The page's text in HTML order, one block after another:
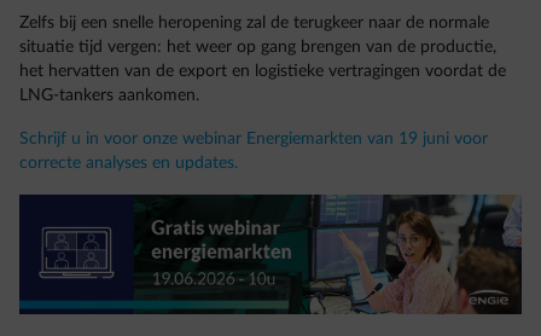
Zelfs bij een snelle heropening zal de terugkeer naar de normale
situatie tijd vergen: het weer op gang brengen van de productie,
het hervatten van de export en logistieke vertragingen voordat de
LNG-tankers aankomen.
Schrijf u in voor onze webinar Energiemarkten van 19 juni voor
correcte analyses en updates.